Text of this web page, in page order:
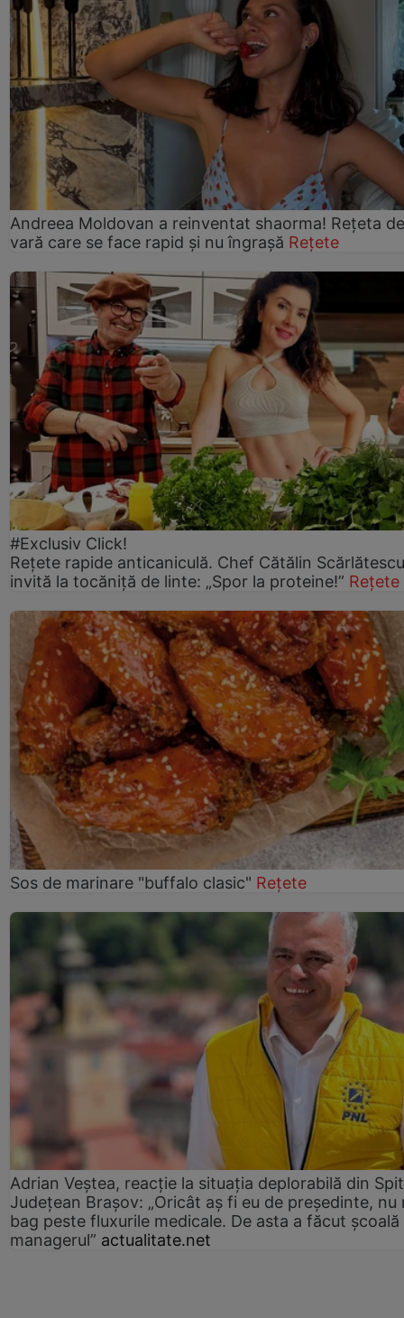
Andreea Moldovan a reinventat shaorma! Rețeta de
vară care se face rapid și nu îngrașă Rețete
#Exclusiv Click!
Rețete rapide anticaniculă. Chef Cătălin
invită la tocăniță de linte: „Spor la proteine!” Rețete
Sos de marinare "buffalo clasic" Rețete
Adrian Veștea, reacție la situația deplorabilă din
Județean Brașov: „Oricât aș fi eu de președinte, nu
bag peste fluxurile medicale. De asta a făcut școală
managerul” actualitate.net